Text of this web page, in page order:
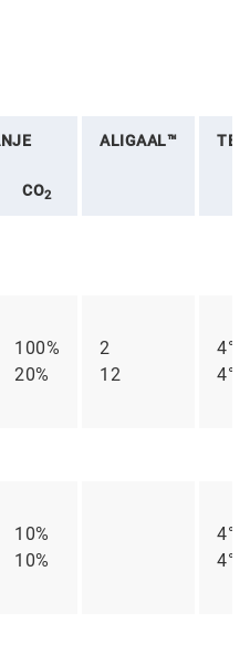
ALIGAAL™
CO2
100%
20%
2
12
4°C
4°C
10%
10%
4°C
4°C